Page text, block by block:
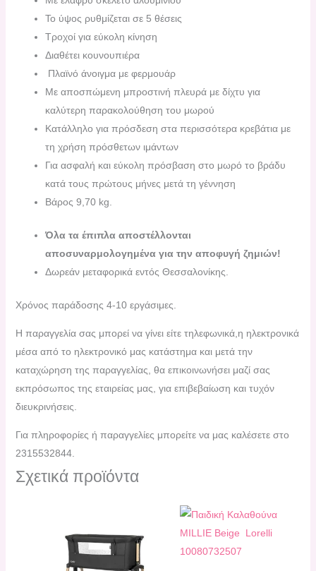
Το ύψος ρυθμίζεται σε 5 θέσεις
Τροχοί για εύκολη κίνηση
Διαθέτει κουνουπιέρα
Πλαϊνό άνοιγμα με φερμουάρ
Με αποσπώμενη μπροστινή πλευρά με δίχτυ για
καλύτερη παρακολούθηση του μωρού
Κατάλληλο για πρόσδεση στα περισσότερα κρεβάτια με
τη χρήση πρόσθετων ιμάντων
Για ασφαλή και εύκολη πρόσβαση στο μωρό το βράδυ
κατά τους πρώτους μήνες μετά τη γέννηση
Βάρος 9,70 kg.
Όλα τα έπιπλα αποστέλλονται
αποσυναρμολογημένα για την αποφυγή ζημιών!
Δωρεάν μεταφορικά εντός Θεσσαλονίκης.
Χρόνος παράδοσης 4-10 εργάσιμες.
H παραγγελία σας μπορεί να γίνει είτε τηλεφωνικά,η ηλεκτρονικά
μέσα από το ηλεκτρονικό μας κατάστημα και μετά την
καταχώρηση της παραγγελίας, θα επικοινωνήσει μαζί σας
εκπρόσωπος της εταιρείας μας, για επιβεβαίωση και τυχόν
διευκρινήσεις.
Για πληροφορίες ή παραγγελίες μπορείτε να μας καλέσετε στο
2315532844.
Σχετικά προϊόντα